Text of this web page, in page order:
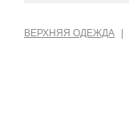
ВЕРХНЯЯ ОДЕЖДА